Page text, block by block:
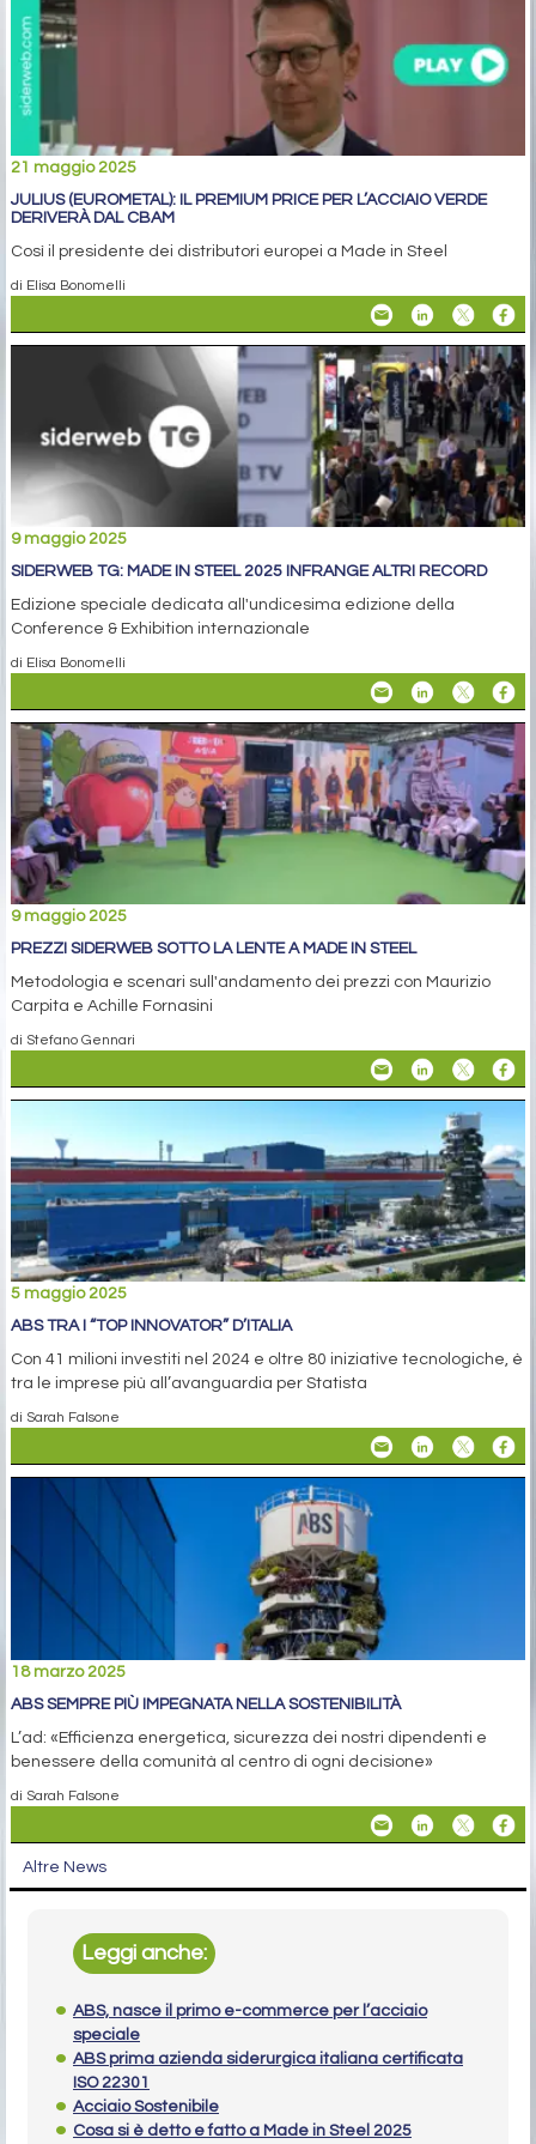
21 maggio 2025
JULIUS (EUROMETAL): IL PREMIUM PRICE PER L’ACCIAIO VERDE
DERIVERÀ DAL CBAM
Così il presidente dei distributori europei a Made in Steel
di Elisa Bonomelli
9 maggio 2025
SIDERWEB TG: MADE IN STEEL 2025 INFRANGE ALTRI RECORD
Edizione speciale dedicata all'undicesima edizione della
Conference & Exhibition internazionale
di Elisa Bonomelli
9 maggio 2025
PREZZI SIDERWEB SOTTO LA LENTE A MADE IN STEEL
Metodologia e scenari sull'andamento dei prezzi con Maurizio
Carpita e Achille Fornasini
di Stefano Gennari
5 maggio 2025
ABS TRA I “TOP INNOVATOR” D’ITALIA
Con 41 milioni investiti nel 2024 e oltre 80 iniziative tecnologiche, è
tra le imprese più all’avanguardia per Statista
di Sarah Falsone
18 marzo 2025
ABS SEMPRE PIÙ IMPEGNATA NELLA SOSTENIBILITÀ
L’ad: «Efficienza energetica, sicurezza dei nostri dipendenti e
benessere della comunità al centro di ogni decisione»
di Sarah Falsone
Altre News
Leggi anche:
ABS, nasce il primo e-commerce per l’acciaio
speciale
ABS prima azienda siderurgica italiana certificata
ISO 22301
Acciaio Sostenibile
Cosa si è detto e fatto a Made in Steel 2025